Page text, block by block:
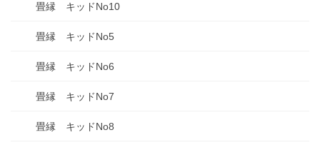
畳縁 キッドNo10
畳縁 キッドNo5
畳縁 キッドNo6
畳縁 キッドNo7
畳縁 キッドNo8